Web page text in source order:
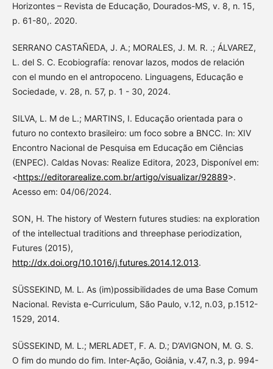
Horizontes – Revista de Educação, Dourados-MS, v. 8, n. 15,
p. 61-80,. 2020.
SERRANO CASTAÑEDA, J. A.; MORALES, J. M. R. .; ÁLVAREZ,
L. del S. C. Ecobiografía: renovar lazos, modos de relación
con el mundo en el antropoceno. Linguagens, Educação e
Sociedade, v. 28, n. 57, p. 1 - 30, 2024.
SILVA, L. M de L.; MARTINS, I. Educação orientada para o
futuro no contexto brasileiro: um foco sobre a BNCC. In: XIV
Encontro Nacional de Pesquisa em Educação em Ciências
(ENPEC). Caldas Novas: Realize Editora, 2023, Disponível em:
<https://editorarealize.com.br/artigo/visualizar/92889>.
Acesso em: 04/06/2024.
SON, H. The history of Western futures studies: na exploration
of the intellectual traditions and threephase periodization,
Futures (2015),
http://dx.doi.org/10.1016/j.futures.2014.12.013.
SÜSSEKIND, M. L. As (im)possibilidades de uma Base Comum
Nacional. Revista e-Curriculum, São Paulo, v.12, n.03, p.1512-
1529, 2014.
SÜSSEKIND, M. L.; MERLADET, F. A. D.; D’AVIGNON, M. G. S.
O fim do mundo do fim. Inter-Ação, Goiânia, v.47, n.3, p. 994-